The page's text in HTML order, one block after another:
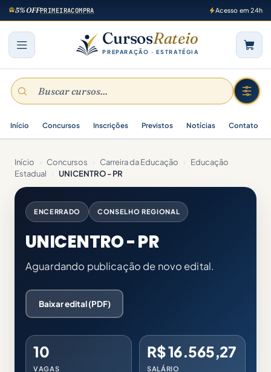
5% OFFPRIMEIRACOMPRA Acesso em 24h
CursosRateio
PREPARAÇÃO · ESTRATÉGIA
Início Concursos Inscrições Previstos Notícias Contato
Início › Concursos › Carreira da Educação ›
Educação
Estadual
› UNICENTRO - PR
ENCERRADO CONSELHO REGIONAL
UNICENTRO - PR
Aguardando publicação de novo edital.
Baixar edital (PDF)
10
VAGAS
R$ 16.565,27
SALÁRIO